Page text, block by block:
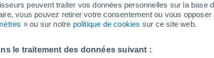
peuvent traiter vos données personnelles sur la base
vous pouvez retirer votre consentement ou vous opposer
» ou sur notre politique de cookies sur ce site web.
le traitement des données suivant :